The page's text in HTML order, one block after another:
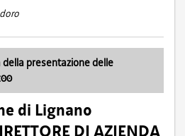
della presentazione delle
di Lignano
DI AZIENDA